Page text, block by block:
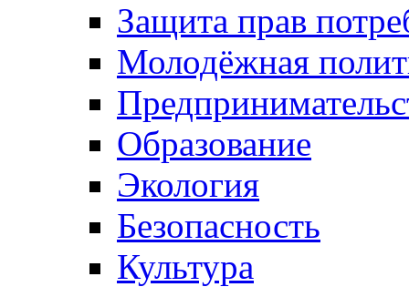
Защита прав
Молодёжная
Образование
Экология
Безопасность
Культура